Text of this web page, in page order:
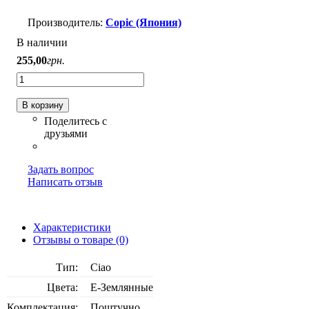
Copic (Япония)
В наличии
255,00грн.
В корзину
Задать вопрос
Написать отзыв
Характеристики
Отзывы о товаре (0)
Тип:
Ciao
Цвета:
E-Землянные